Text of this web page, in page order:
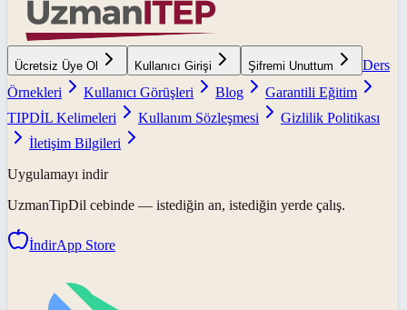
Ücretsiz Üye Ol Kullanıcı Girişi Şifremi Unuttum
Ders
Örnekleri
Kullanıcı Görüşleri Blog
Garantili Eğitim
TIPDİL Kelimeleri
Kullanım Sözleşmesi
Gizlilik Politikası
İletişim Bilgileri
Uygulamayı indir
UzmanTipDil cebinde — istediğin an, istediğin yerde çalış.
İndirApp Store